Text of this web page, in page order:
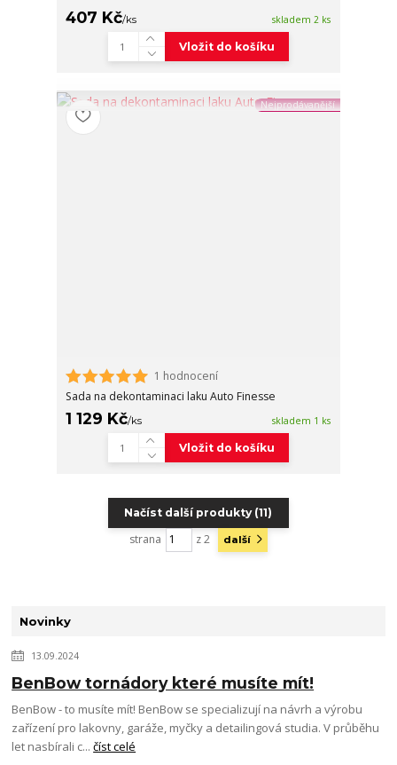
407 Kč/ks skladem 2 ks
Vložit do košíku
Nejprodávanější
1 hodnocení
Sada na dekontaminaci laku Auto Finesse
1 129 Kč/ks skladem 1 ks
Vložit do košíku
Načíst další produkty (11)
strana z 2 další
Novinky
13.09.2024
BenBow tornádory které musíte mít!
BenBow - to musíte mít! BenBow se specializují na návrh a výrobu
zařízení pro lakovny, garáže, myčky a detailingová studia. V průběhu
let nasbírali c...číst celé